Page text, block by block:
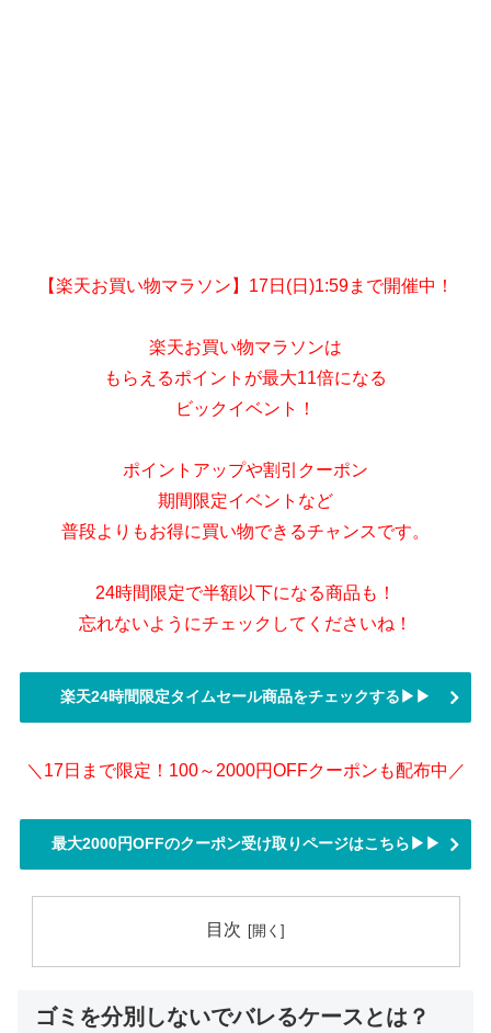
【楽天お買い物マラソン】17日(日)1:59まで開催中！
楽天お買い物マラソンは
もらえるポイントが最大11倍になる
ビックイベント！
ポイントアップや割引クーポン
期間限定イベントなど
普段よりもお得に買い物できるチャンスです。
24時間限定で半額以下になる商品も！
忘れないようにチェックしてくださいね！
楽天24時間限定タイムセール商品をチェックする▶▶
＼17日まで限定！100～2000円OFFクーポンも配布中／
最大2000円OFFのクーポン受け取りページはこちら▶▶
目次
ゴミを分別しないでバレるケースとは？